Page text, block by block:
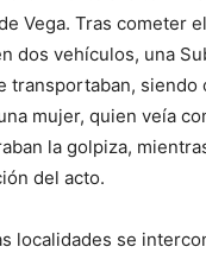
Vega. Tras cometer
dos vehículos, una
transportaban, siendo
mujer, quien veía
la golpiza,
del acto.
localidades se